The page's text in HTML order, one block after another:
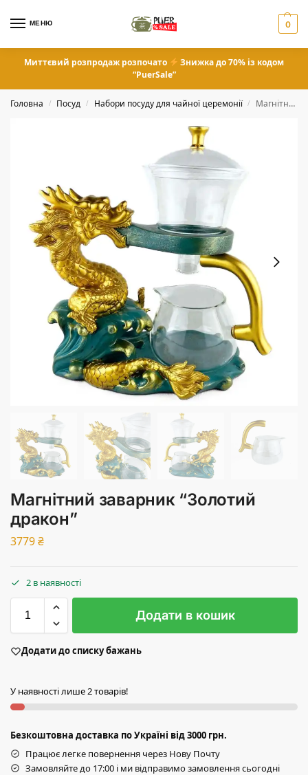
МЕНЮ 0
Миттєвий розпродаж розпочато
Знижка до 70% із кодом
“PuerSale”
Головна / Посуд / Набори посуду для чайної церемонії / Магнітний заварник “Золотий дракон”
Магнітний заварник “Золотий
дракон”
3779₴
2 в наявності
Додати в кошик
Додати до списку бажань
У наявності лише 2 товарів!
Безкоштовна доставка по Україні від 3000 грн.
Працює легке повернення через Нову Почту
Замовляйте до 17:00 і ми відправимо замовлення сьогодні